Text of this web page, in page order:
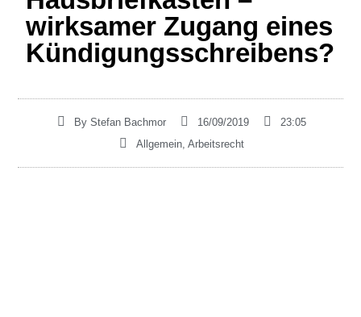
wirksamer Zugang eines
Kündigungsschreibens?
By Stefan Bachmor 16/09/2019
23:05
Allgemein Arbeitsrecht